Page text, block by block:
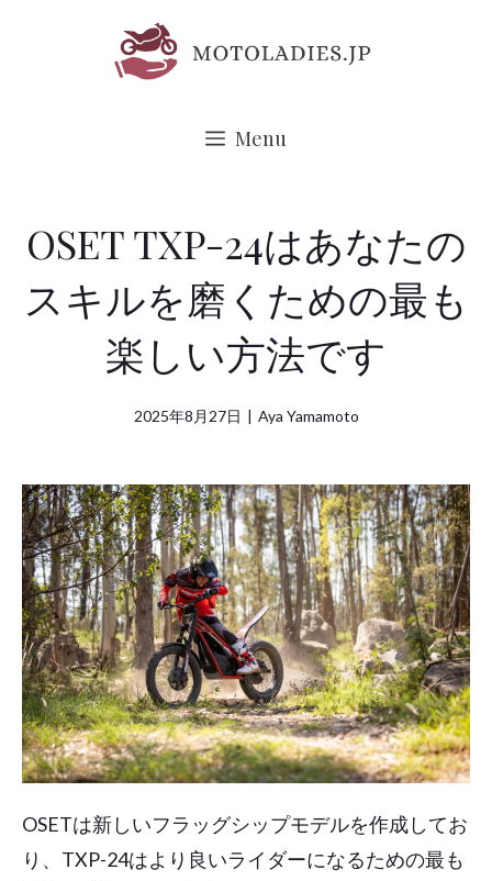
Menu
OSET TXP-24はあなたの
スキルを磨くための最も
楽しい方法です
2025年8月27日 | Aya Yamamoto
OSETは新しいフラッグシップモデルを作成してお
り、TXP-24はより良いライダーになるための最も